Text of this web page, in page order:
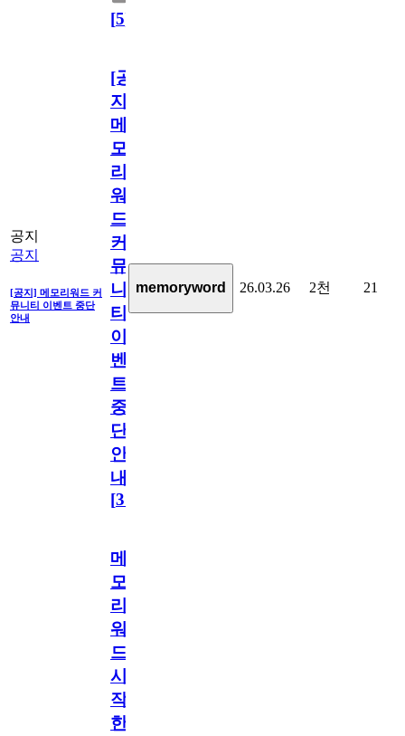
[5]
공지
공지
[공지] 메모리워드 커
뮤니티 이벤트 중단
안내
[공
지]
메
모
리
워
드
커
뮤
니
티
이
벤
트
중
단
안
내
[31
memoryword 26.03.26 2천 21
메
모
리
워
드
시
작
한